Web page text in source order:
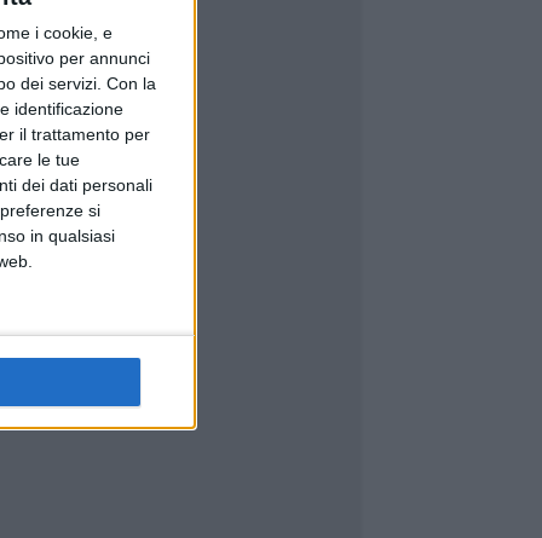
i cookie, e
per annunci
dei servizi. Con la
identificazione
il trattamento per
le tue
dei dati personali
si
in qualsiasi